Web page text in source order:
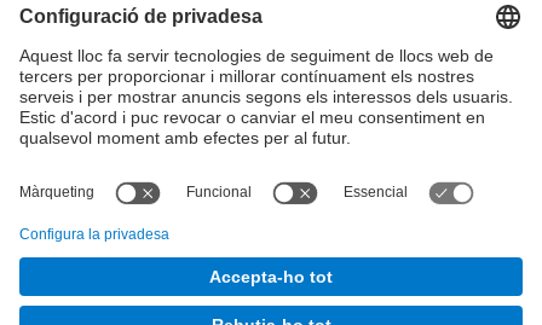
E-mail :junta.pasf@upc.edu
Formulari de contacte
Junta PAS Funcionari